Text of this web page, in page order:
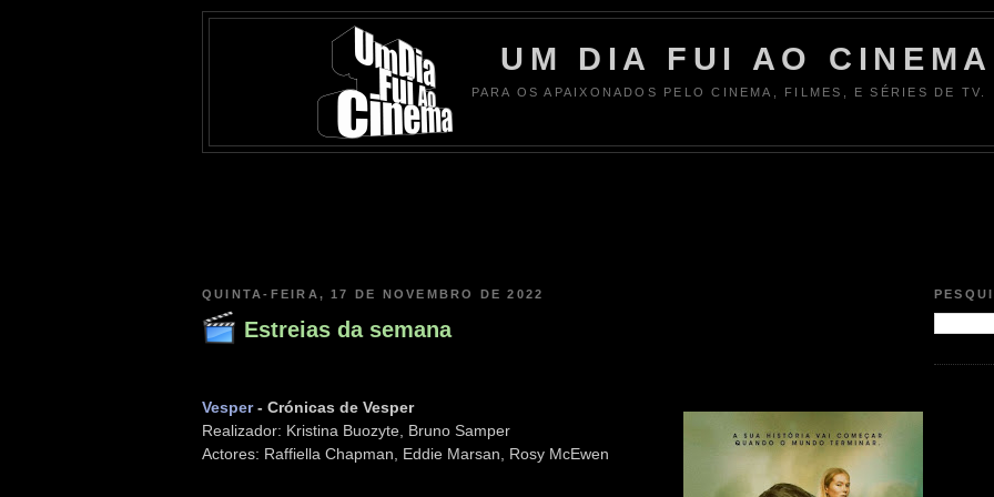
UM DIA FUI AO CINEMA
PARA OS APAIXONADOS PELO CINEMA, FILMES, E SÉRIES DE TV.
QUINTA-FEIRA, 17 DE NOVEMBRO DE 2022
Estreias da semana
Vesper- Crónicas de Vesper
Realizador: Kristina Buozyte, Bruno Samper
Actores: Raffiella Chapman, Eddie Marsan, Rosy McEwen